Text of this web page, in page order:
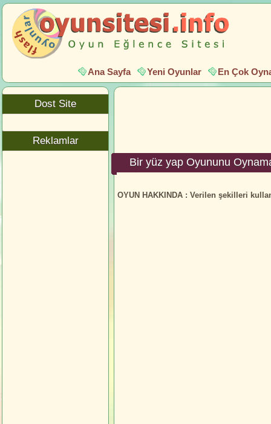
Ana Sayfa Yeni Oyunlar En Çok
Bir yüz yap Oyununu
OYUN HAKKINDA : Verilen şekilleri
Dost Site
Reklamlar